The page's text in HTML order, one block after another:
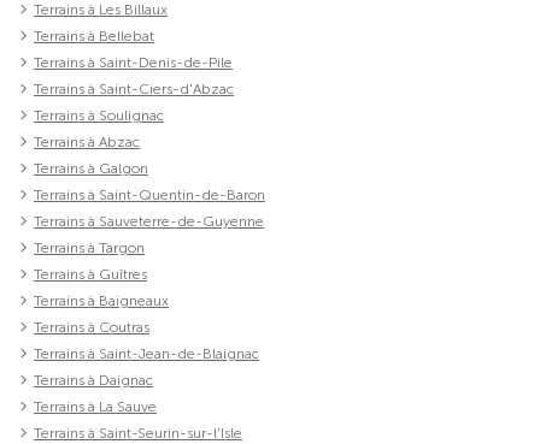
Terrains à Les Billaux
Terrains à Bellebat
Terrains à Saint-Denis-de-Pile
Terrains à Saint-Ciers-d'Abzac
Terrains à Soulignac
Terrains à Abzac
Terrains à Galgon
Terrains à Saint-Quentin-de-Baron
Terrains à Sauveterre-de-Guyenne
Terrains à Targon
Terrains à Guîtres
Terrains à Baigneaux
Terrains à Coutras
Terrains à Saint-Jean-de-Blaignac
Terrains à Daignac
Terrains à La Sauve
Terrains à Saint-Seurin-sur-l'Isle